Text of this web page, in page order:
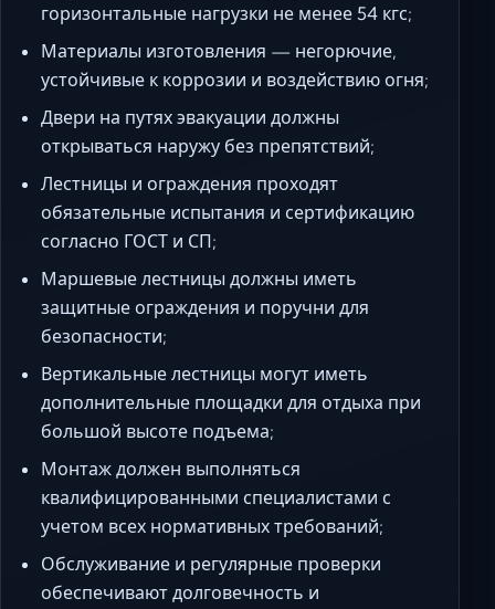
горизонтальные нагрузки не менее 54 кгс;
Материалы изготовления — негорючие,
устойчивые к коррозии и воздействию огня;
Двери на путях эвакуации должны
открываться наружу без препятствий;
Лестницы и ограждения проходят
обязательные испытания и сертификацию
согласно ГОСТ и СП;
Маршевые лестницы должны иметь
защитные ограждения и поручни для
безопасности;
Вертикальные лестницы могут иметь
дополнительные площадки для отдыха при
большой высоте подъема;
Монтаж должен выполняться
квалифицированными специалистами с
учетом всех нормативных требований;
Обслуживание и регулярные проверки
обеспечивают долговечность и